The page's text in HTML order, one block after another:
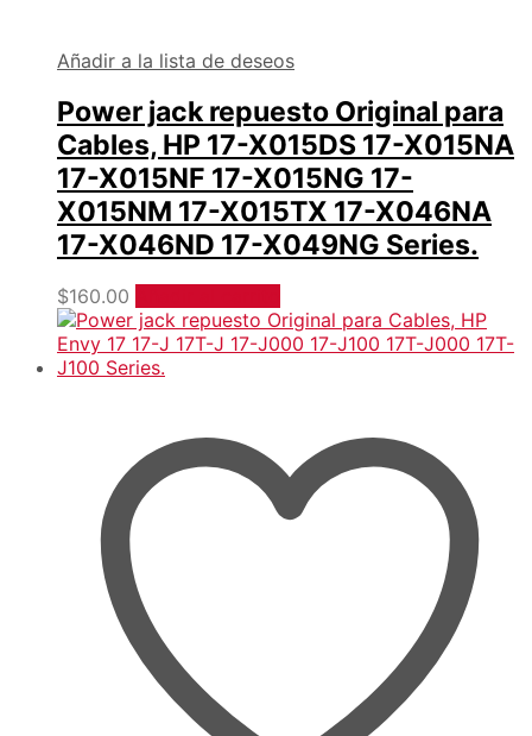
Añadir a la lista de deseos
Power jack repuesto Original para
Cables, HP 17-X015DS 17-X015NA
17-X015NF 17-X015NG 17-
X015NM 17-X015TX 17-X046NA
17-X046ND 17-X049NG Series.
$160.00